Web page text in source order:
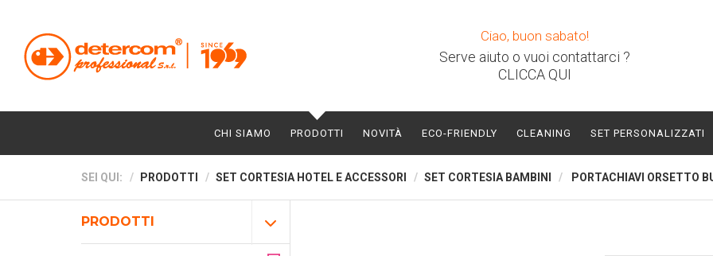
Ciao, buon sabato!
Serve aiuto o vuoi contattarci ?
CLICCA QUI
CHI SIAMO PRODOTTI NOVITÀ ECO-FRIENDLY CLEANING SET PERSONALIZZATI
SEI QUI: PRODOTTI SET CORTESIA HOTEL E ACCESSORI SET CORTESIA BAMBINI PORTACHIAVI ORSETTO
PRODOTTI